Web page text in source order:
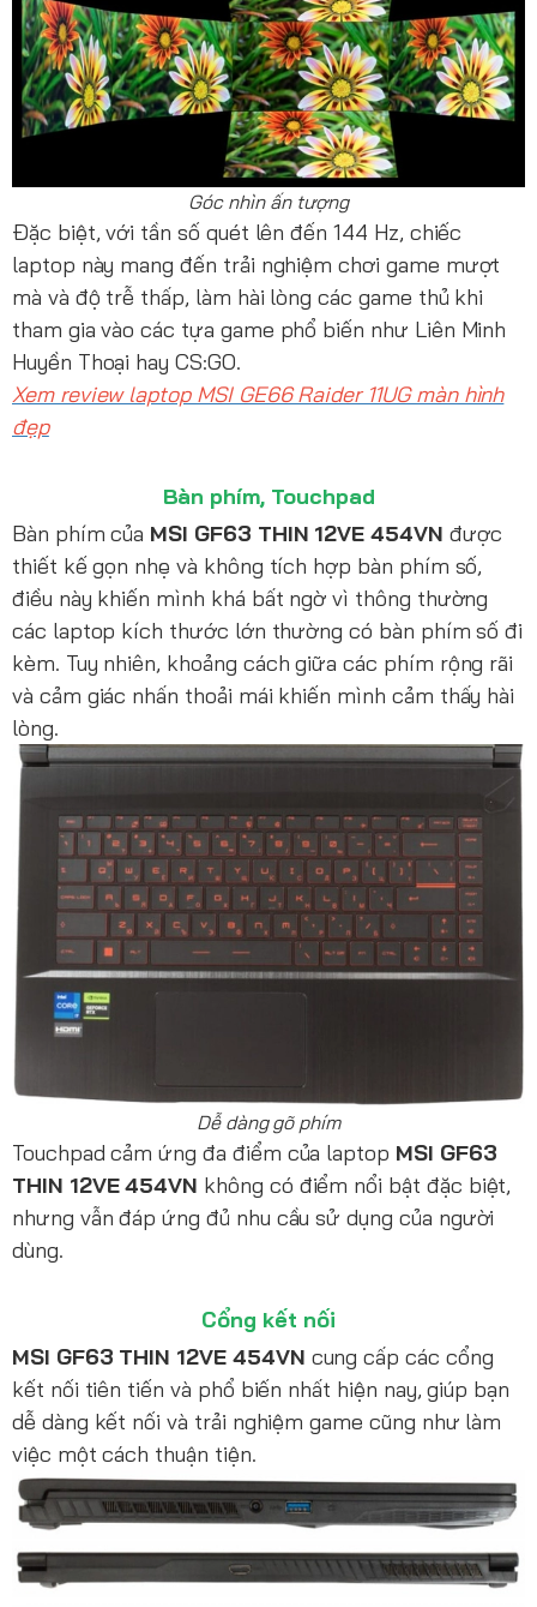
Góc nhìn ấn tượng
Đặc biệt, với tần số quét lên đến 144 Hz, chiếc
laptop này mang đến trải nghiệm chơi game mượt
mà và độ trễ thấp, làm hài lòng các game thủ khi
tham gia vào các tựa game phổ biến như Liên Minh
Huyền Thoại hay CS:GO.
Xem review laptop MSI GE66 Raider 11UG màn hình
đẹp
Bàn phím, Touchpad
Bàn phím của MSI GF63 THIN 12VE 454VN được
thiết kế gọn nhẹ và không tích hợp bàn phím số,
điều này khiến mình khá bất ngờ vì thông thường
các laptop kích thước lớn thường có bàn phím số đi
kèm. Tuy nhiên, khoảng cách giữa các phím rộng rãi
và cảm giác nhấn thoải mái khiến mình cảm thấy hài
lòng.
Dễ dàng gõ phím
Touchpad cảm ứng đa điểm của laptop MSI GF63
THIN 12VE 454VN không có điểm nổi bật đặc biệt,
nhưng vẫn đáp ứng đủ nhu cầu sử dụng của người
dùng.
Cổng kết nối
MSI GF63 THIN 12VE 454VN cung cấp các cổng
kết nối tiên tiến và phổ biến nhất hiện nay, giúp bạn
dễ dàng kết nối và trải nghiệm game cũng như làm
việc một cách thuận tiện.